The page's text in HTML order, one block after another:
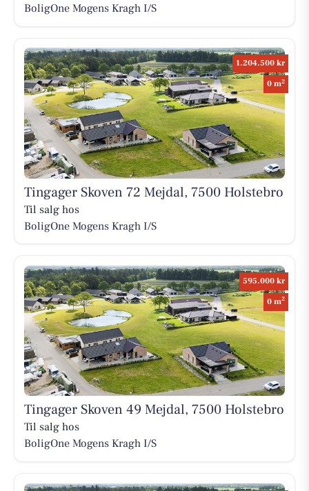
BoligOne Mogens Kragh I/S
1.204.500 kr
0 m2
Tingager Skoven 72 Mejdal, 7500 Holstebro
Til salg hos
BoligOne Mogens Kragh I/S
595.000 kr
0 m2
Tingager Skoven 49 Mejdal, 7500 Holstebro
Til salg hos
BoligOne Mogens Kragh I/S